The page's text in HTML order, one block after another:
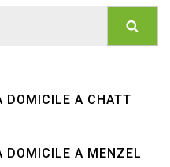
DOMICILE A CHATT
DOMICILE A MENZEL